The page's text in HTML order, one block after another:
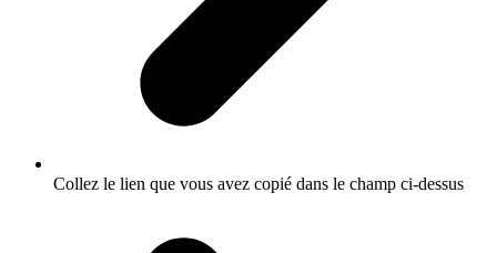
Collez le lien que vous avez copié dans le champ ci-dessus